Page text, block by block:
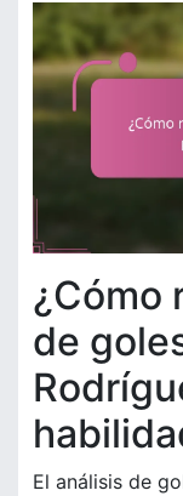
¿Cómo
de
El análisis de